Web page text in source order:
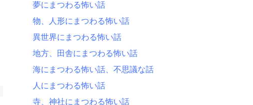
夢にまつわる怖い話
物、人形にまつわる怖い話
異世界にまつわる怖い話
地方、田舎にまつわる怖い話
海にまつわる怖い話、不思議な話
人にまつわる怖い話
寺、神社にまつわる怖い話